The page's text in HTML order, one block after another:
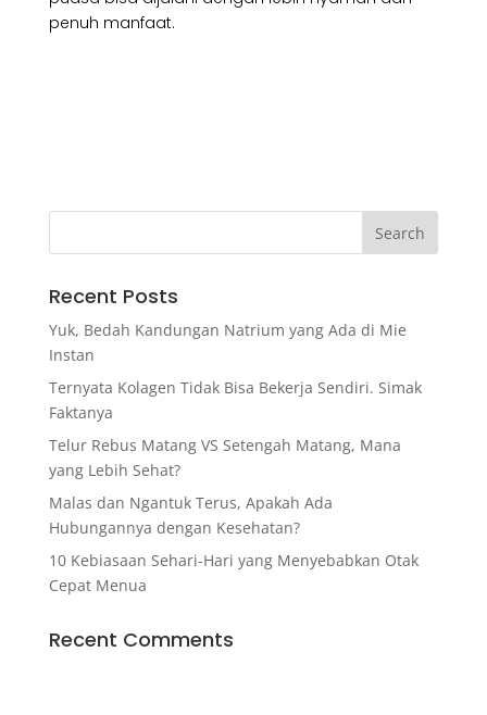
penuh manfaat.
Recent Posts
Yuk, Bedah Kandungan Natrium yang Ada di Mie
Instan
Ternyata Kolagen Tidak Bisa Bekerja Sendiri. Simak
Faktanya
Telur Rebus Matang VS Setengah Matang, Mana
yang Lebih Sehat?
Malas dan Ngantuk Terus, Apakah Ada
Hubungannya dengan Kesehatan?
10 Kebiasaan Sehari-Hari yang Menyebabkan Otak
Cepat Menua
Recent Comments